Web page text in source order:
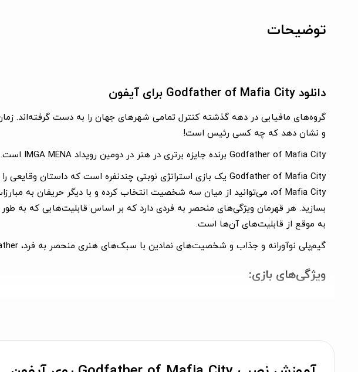
توضیحات
دانلود Godfather of Mafia City برای آیفون
گروه‌های مافیایی در دهه گذشته کنترل تمامی شهرهای جهان را به دست گرفته‌اند. زمان
و نشان دهد که چه کسی رئیس است!
Godfather of Mafia City برنده جایزه برتری در هنر در دومین رویداد IMGA MENA است.
بسازید. هر قهرمان ویژگی‌های منحصر به فردی دارد که بر اساس قابلیت‌هایی که به
به موقع از قابلیت‌های آن‌ها است.
گیم‌پلی نوآورانه و جذاب و شخصیت‌های نمادین با سبک‌های هنری منحصر به فرد، Godfather را به تجربه‌ای جالب برای هر یک از شما تبدیل می‌کند.
ویژگی‌های بازی:
پدرخوانده قبیله خود باشید!